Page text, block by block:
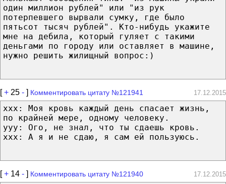
один миллион рублей" или "из рук
потерпевшего вырвали сумку, где было
пятьсот тысяч рублей". Кто-нибудь укажите
мне на дебила, который гуляет с такими
деньгами по городу или оставляет в машине,
нужно решить жилищный вопрос:)
[+ 25 - ] Комментировать цитату №121941 17.12.2015
хxх: Моя кровь каждый день спасает жизнь,
по крайней мере, одному человеку.
yyy: Ого, не знал, что ты сдаешь кровь.
хxх: А я и не сдаю, я сам ей пользуюсь.
[+ 14 - ] Комментировать цитату №121940 17.12.2015